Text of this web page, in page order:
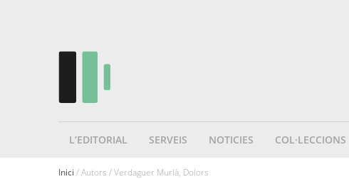
L’EDITORIAL SERVEIS NOTICIES COL·LECCIONS
Inici / Autors / Verdaguer Murlà, Dolors